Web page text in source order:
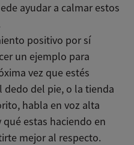
ayudar a calmar estos
positivo por sí
un ejemplo para
vez que estés
dedo del pie, o la tienda
habla en voz alta
estas haciendo en
mejor al respecto.